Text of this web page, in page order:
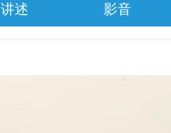
讲述 影音